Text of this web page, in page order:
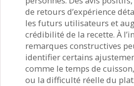
de retours d’expérience
les futurs utilisateurs et
crédibilité de la recette. À
remarques constructives
identifier certains
comme le temps de
ou la difficulté réelle du plat.